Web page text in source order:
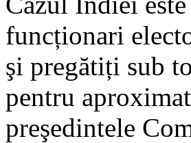
funcționari
şi pregătiți sub
pentru
preşedintele